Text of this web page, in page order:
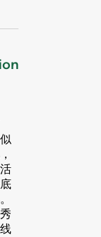
者：
李
版
社：
江
苏
凤
凰
文